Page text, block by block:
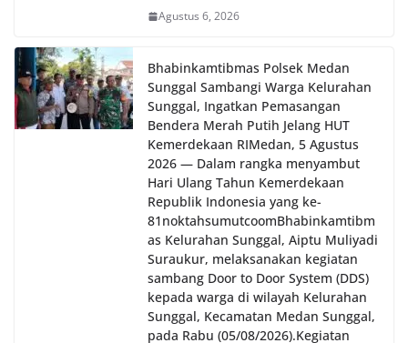
Agustus 6, 2026
Bhabinkamtibmas Polsek Medan
Sunggal Sambangi Warga Kelurahan
Sunggal, Ingatkan Pemasangan
Bendera Merah Putih Jelang HUT
Kemerdekaan RI‎‎Medan, 5 Agustus
2026 — Dalam rangka menyambut
Hari Ulang Tahun Kemerdekaan
Republik Indonesia yang ke-
81noktahsumutcoomBhabinkamtibm
as Kelurahan Sunggal, Aiptu Muliyadi
Suraukur, melaksanakan kegiatan
sambang Door to Door System (DDS)
kepada warga di wilayah Kelurahan
Sunggal, Kecamatan Medan Sunggal,
pada Rabu (05/08/2026).‎‎Kegiatan